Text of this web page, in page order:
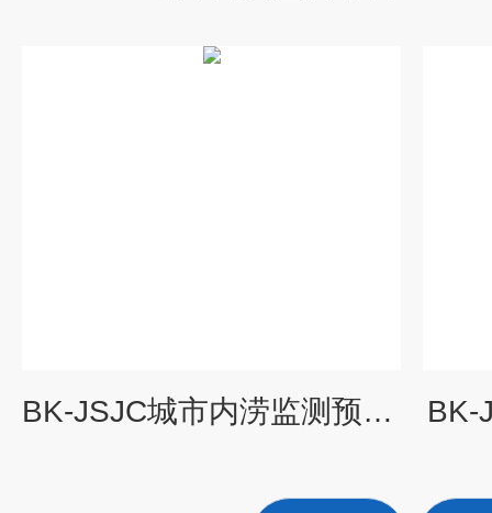
BK-JSJC城市内涝监测预警系统 BK-